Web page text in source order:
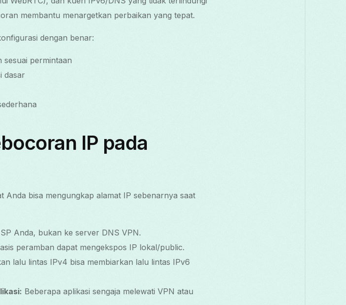
membantu menargetkan perbaikan yang tepat.
dengan benar:
sesuai permintaan
dasar
IP pada
Anda bisa mengungkap alamat IP sebenarnya saat
Anda, bukan ke server DNS VPN.
peramban dapat mengekspos IP lokal/public.
lalu lintas IPv4 bisa membiarkan lalu lintas IPv6
Beberapa aplikasi sengaja melewati VPN atau